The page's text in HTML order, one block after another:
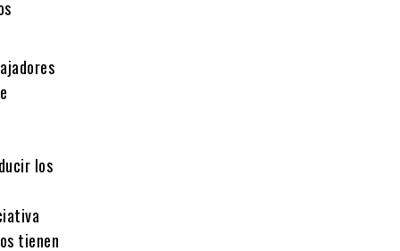
los
tienen